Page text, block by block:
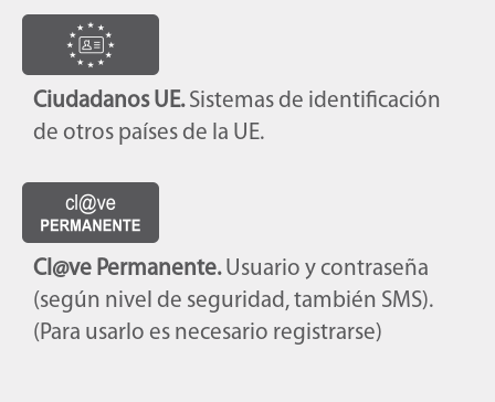
Ciudadanos UE. Sistemas de identificación
de otros países de la UE.
Cl@ve Permanente. Usuario y contraseña
(según nivel de seguridad, también SMS).
(Para usarlo es necesario registrarse)